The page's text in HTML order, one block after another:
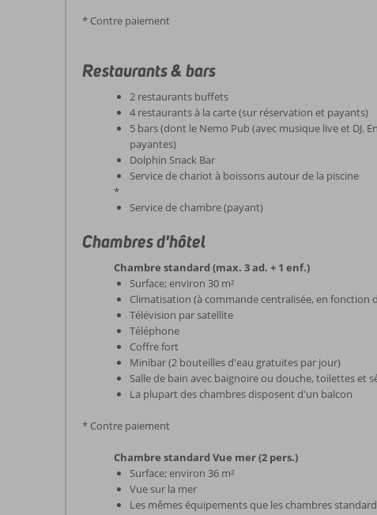
* Contre paiement
Restaurants & bars
2 restaurants buffets
4 restaurants à la carte (sur réservation et payants)
5 bars (dont le Nemo Pub (avec musique live et DJ.
payantes)
Dolphin Snack Bar
Service de chariot à boissons autour de la piscine
*
Service de chambre (payant)
Chambres d'hôtel
Chambre standard (max. 3 ad. + 1 enf.)
Surface; environ 30 m²
Climatisation (à commande centralisée, en fonction
Télévision par satellite
Téléphone
Coffre fort
Minibar (2 bouteilles d'eau gratuites par jour)
Salle de bain avec baignoire ou douche, toilettes et
La plupart des chambres disposent d'un balcon
* Contre paiement
Chambre standard Vue mer (2 pers.)
Surface; environ 36 m²
Vue sur la mer
Les mêmes équipements que les chambres standard